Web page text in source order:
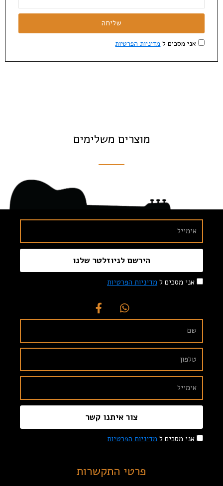
אני מסכים ל מדיניות הפרטיות
שליחה
מוצרים משלימים
אני מסכים ל מדיניות הפרטיות
הירשם לניוזלטר שלנו
אני מסכים ל מדיניות הפרטיות
צור איתנו קשר
פרטי התקשרות